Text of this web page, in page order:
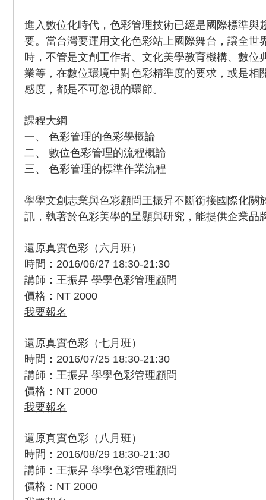
進入數位化時代，色彩管理技術已經是國際標準與
要。當台灣要運用文化色彩站上國際舞台，讓全世
時，不管是文創工作者、文化美學教育機構、數位
業等，在數位環境中對色彩精準度的要求，或是相
感度，都是不可忽視的環節。
課程大綱
一、 色彩管理的色彩學概論
二、 數位色彩管理的流程概論
三、 色彩管理的標準作業流程
學學文創志業與色彩顧問王振昇不斷銜接國際化關
訊，執著於色彩美學的呈顯與研究，能提供企業品
還原真實色彩（六月班）
時間：2016/06/27 18:30-21:30
講師：王振昇 學學色彩管理顧問
價格：NT 2000
我要報名
還原真實色彩（七月班）
時間：2016/07/25 18:30-21:30
講師：王振昇 學學色彩管理顧問
價格：NT 2000
我要報名
還原真實色彩（八月班）
時間：2016/08/29 18:30-21:30
講師：王振昇 學學色彩管理顧問
價格：NT 2000